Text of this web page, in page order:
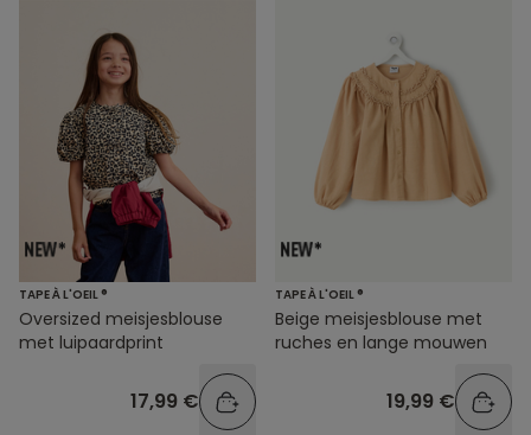
TAPE À L'OEIL ®
Oversized meisjesblouse
met luipaardprint
17,99 €
TAPE À L'OEIL ®
Beige meisjesblouse met
ruches en lange mouwen
19,99 €